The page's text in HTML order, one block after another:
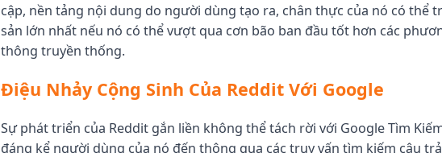
cập, nền tảng nội dung do người dùng tạo ra, chân thực của nó có thể
sản lớn nhất nếu nó có thể vượt qua cơn bão ban đầu tốt hơn các
thông truyền thống.
Điệu Nhảy Cộng Sinh Của Reddit Với Google
Sự phát triển của Reddit gắn liền không thể tách rời với Google Tìm
đáng kể người dùng của nó đến thông qua các truy vấn tìm kiếm câu